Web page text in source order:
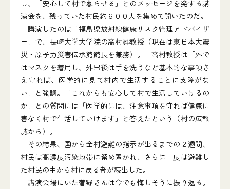
し、「安心して村で暮らせる」とのメッセージを発する講
演会を、残っていた村民約６００人を集めて開いたのだ。
講演したのは「福島県放射線健康リスク管理アドバイザ
ー」で、長崎大学大学院の高村昇教授（現在は東日本大震
災・原子力災害伝承館館長を兼務）。 高村教授は「外で
はマスクを着用し、外出後は手を洗うなど基本的な事項さ
え守れば、医学的に見て村内で生活することに支障がな
い」と強調。「これからも安心して村で生活していけるの
か」との質問には「医学的には、注意事項を守れば健康に
害なく村で生活していけます」と答えたという（村の広報
誌から）。
その結果、国から全村避難の指示が出るまでの２週間、
村民は高濃度汚染地帯に留め置かれ、さらに一度は避難し
た村民の中から村に戻る者が続出した。
講演会場にいた菅野さんは今でも悔しそうに振り返る。